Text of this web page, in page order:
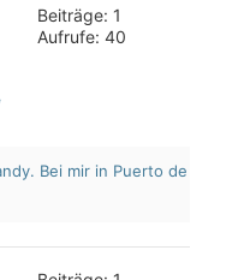
Beiträge: 1
Aufrufe: 40
Bei mir in Puerto de